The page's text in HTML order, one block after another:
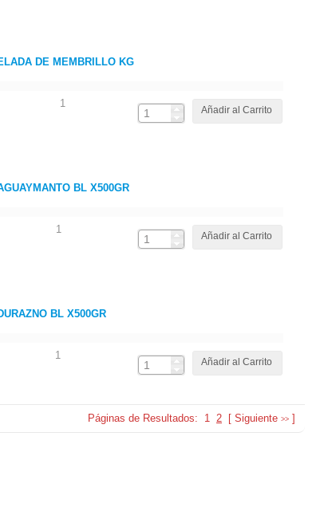
DE MEMBRILLO KG
1
Añadir al Carrito
BL X500GR
1
Añadir al Carrito
BL X500GR
1
Añadir al Carrito
Páginas de Resultados: 1 2 [ Siguiente >> ]